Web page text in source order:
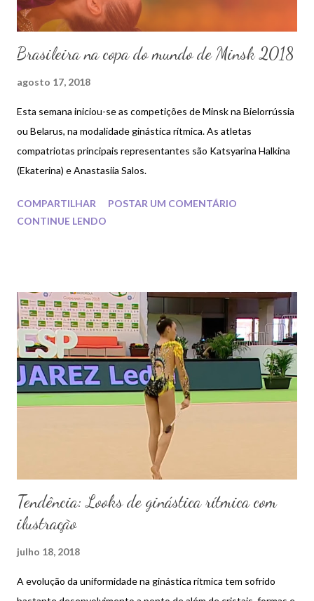
Brasileira na copa do mundo de Minsk 2018
agosto 17, 2018
Esta semana iniciou-se as competições de Minsk na Bielorrússia
ou Belarus, na modalidade ginástica rítmica. As atletas
compatriotas principais representantes são Katsyarina Halkina
(Ekaterina) e Anastasiia Salos.
COMPARTILHAR
POSTAR UM COMENTÁRIO
CONTINUE LENDO
Tendência: Looks de ginástica rítmica com
ilustração
julho 18, 2018
A evolução da uniformidade na ginástica rítmica tem sofrido